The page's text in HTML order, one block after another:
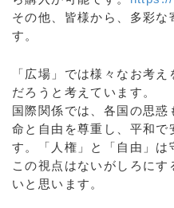
その他、皆様から、多彩な
す。
「広場」では様々なお考
だろうと考えています。
国際関係では、各国の思
命と自由を尊重し、平和で
す。「人権」と「自由」は
この視点はないがしろに
いと思います。